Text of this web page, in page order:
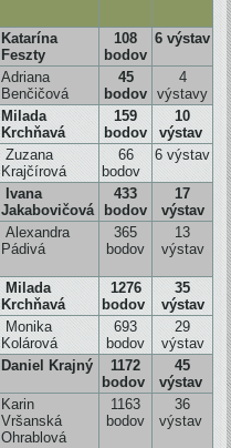
Katarína
Feszty
108
bodov
6 výstav
Adriana
Benčičová
45
bodov
4
výstavy
Milada
Krchňavá
159
bodov
10
výstav
Zuzana
Krajčírová
66
bodov
6 výstav
Ivana
Jakabovičová
433
bodov
17
výstav
Alexandra
Pádivá
365
bodov
13
výstav
Milada
Krchňavá
1276
bodov
35
výstav
Monika
Kolárová
693
bodov
29
výstav
Daniel Krajný
1172
bodov
45
výstav
Karin
Vršanská
Ohrablová
1163
bodov
36
výstav